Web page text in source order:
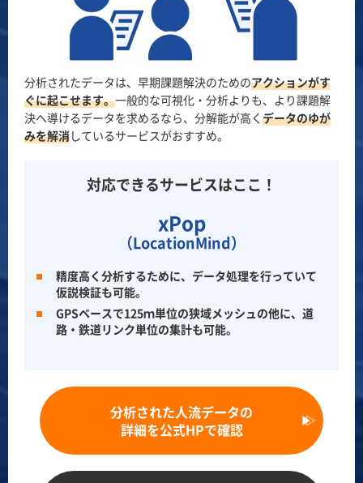
分析されたデータは、早期課題解決のためのアクションがす
ぐに起こせます。一般的な可視化・分析よりも、より課題解
決へ導けるデータを求めるなら、分解能が高く データのゆが
みを解消しているサービスがおすすめ。
対応できるサービスはここ！
xPop
（LocationMind）
精度高く分析するために、データ処理を行っていて
仮説検証も可能。
GPSベースで125ｍ単位の狭域メッシュの他に、道
路・鉄道リンク単位の集計も可能。
分析された人流データの
詳細を公式HPで確認